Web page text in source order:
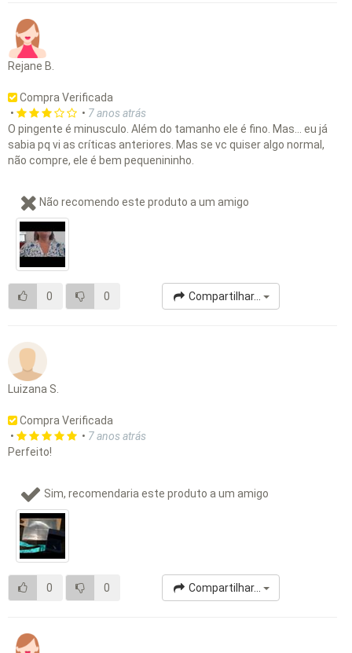
Rejane B.
Compra Verificada
•
• 7 anos atrás
O pingente é minusculo. Além do tamanho ele é fino. Mas... eu já
sabia pq vi as críticas anteriores. Mas se vc quiser algo normal,
não compre, ele é bem pequenininho.
Não recomendo este produto a um amigo
0 0 Compartilhar...
Luizana S.
Compra Verificada
•
• 7 anos atrás
Perfeito!
Sim, recomendaria este produto a um amigo
0 0 Compartilhar...